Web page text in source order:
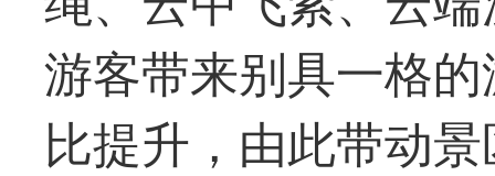
游客带来别具一格
比提升，由此带动